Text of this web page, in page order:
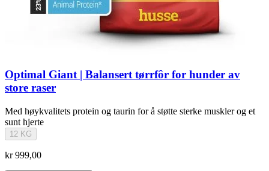
Optimal Giant | Balansert tørrfôr for hunder av
store raser
Med høykvalitets protein og taurin for å støtte sterke muskler og et
sunt hjerte
12 KG
kr 999,00